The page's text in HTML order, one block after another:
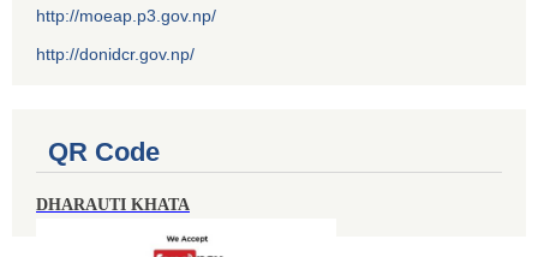
http://moeap.p3.gov.np/
http://donidcr.gov.np/
QR Code
DHARAUTI KHATA